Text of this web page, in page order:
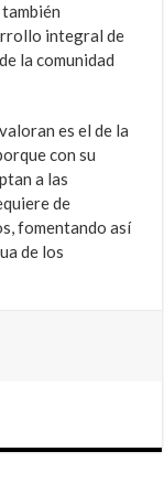
integral de
la comunidad
es el de la
con su
a las
de
fomentando así
de los